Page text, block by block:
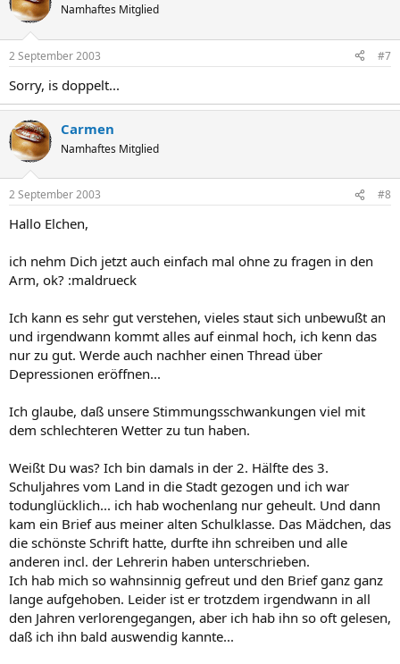
Namhaftes Mitglied
2 September 2003 #7
Sorry, is doppelt...
Carmen
Namhaftes Mitglied
2 September 2003 #8
Hallo Elchen,
ich nehm Dich jetzt auch einfach mal ohne zu fragen in den
Arm, ok? :maldrueck
Ich kann es sehr gut verstehen, vieles staut sich unbewußt an
und irgendwann kommt alles auf einmal hoch, ich kenn das
nur zu gut. Werde auch nachher einen Thread über
Depressionen eröffnen...
Ich glaube, daß unsere Stimmungsschwankungen viel mit
dem schlechteren Wetter zu tun haben.
Weißt Du was? Ich bin damals in der 2. Hälfte des 3.
Schuljahres vom Land in die Stadt gezogen und ich war
todunglücklich... ich hab wochenlang nur geheult. Und dann
kam ein Brief aus meiner alten Schulklasse. Das Mädchen, das
die schönste Schrift hatte, durfte ihn schreiben und alle
anderen incl. der Lehrerin haben unterschrieben.
Ich hab mich so wahnsinnig gefreut und den Brief ganz ganz
lange aufgehoben. Leider ist er trotzdem irgendwann in all
den Jahren verlorengegangen, aber ich hab ihn so oft gelesen,
daß ich ihn bald auswendig kannte...